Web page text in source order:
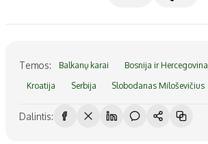
Temos: Balkanų karai Bosnija ir Hercegovina
Kroatija Serbija Slobodanas Miloševičius
Dalintis: